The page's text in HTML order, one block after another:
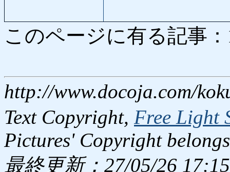
このページに有る記事
http://www.docoja.com/
Text Copyright, Free Light
Pictures' Copyright
最終更新：27/05/26 17:15